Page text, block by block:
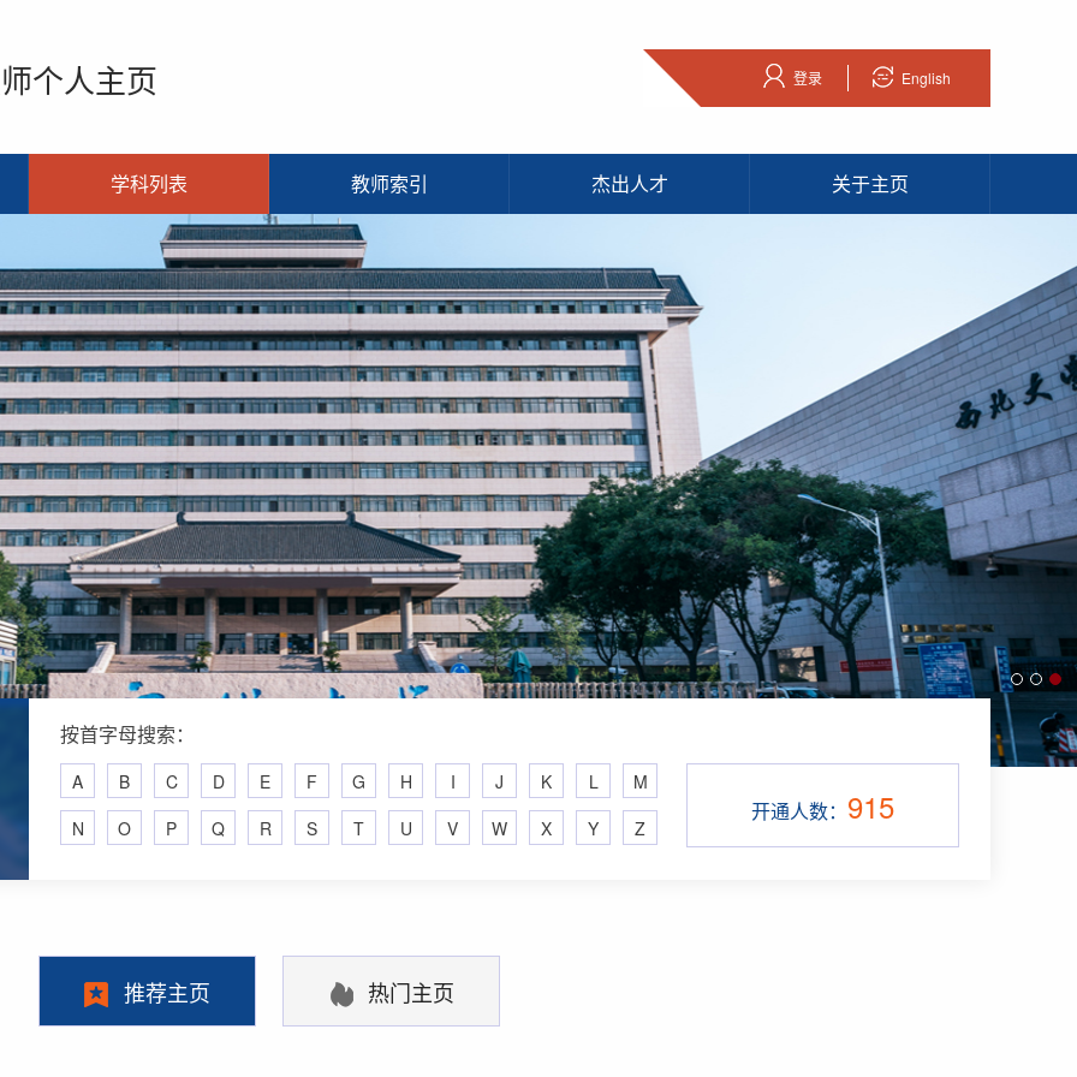
个人主页 登录 English
学科列表 教师索引 杰出人才 关于主页
按首字母搜索：
A B C D E F G H I J K L
M
N
O P Q R S T U V W X Y Z
开通人数： 915
推荐主页 热门主页